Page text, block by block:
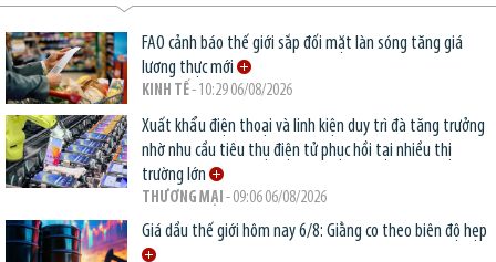
FAO cảnh báo thế giới sắp đối mặt làn sóng tăng giá
lương thực mới
KINH TẾ- 10:29 06/08/2026
Xuất khẩu điện thoại và linh kiện duy trì đà tăng trưởng
nhờ nhu cầu tiêu thụ điện tử phục hồi tại nhiều thị
trường lớn
THƯƠNG MẠI - 09:06 06/08/2026
Giá dầu thế giới hôm nay 6/8: Giằng co theo biên độ hẹp